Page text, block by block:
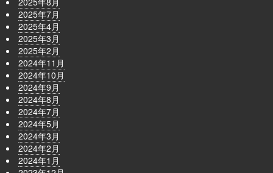
2025年7月
2025年4月
2025年3月
2025年2月
2024年11月
2024年10月
2024年9月
2024年8月
2024年7月
2024年5月
2024年3月
2024年2月
2024年1月